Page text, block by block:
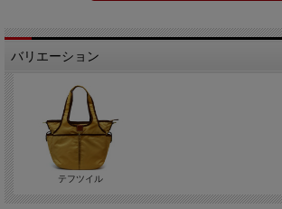
バリエーション
テフツイル